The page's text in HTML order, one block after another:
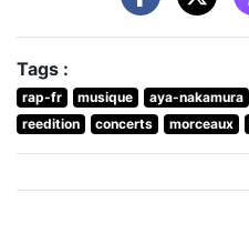
Tags :
rap-fr musique aya-nakamura
reedition
concerts morceaux